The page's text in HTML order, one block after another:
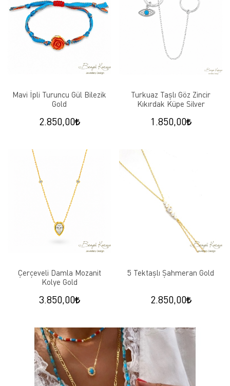
Mavi İpli Turuncu Gül Bilezik
Gold
2.850,00
Turkuaz Taşlı Göz Zincir
Kıkırdak Küpe Silver
1.850,00
Çerçeveli Damla Mozanit
Kolye Gold
3.850,00
5 Tektaşlı Şahmeran Gold
2.850,00